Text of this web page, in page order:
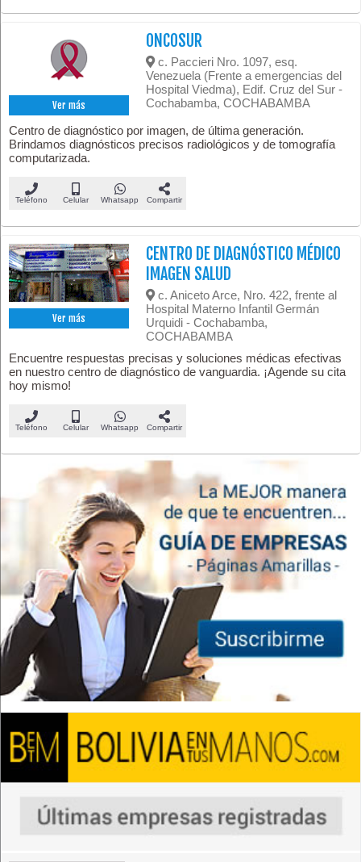
Ver más
ONCOSUR
c. Paccieri Nro. 1097, esq.
Venezuela (Frente a emergencias del
Hospital Viedma), Edif. Cruz del Sur -
Cochabamba, COCHABAMBA
Centro de diagnóstico por imagen, de última generación.
Brindamos diagnósticos precisos radiológicos y de tomografía
computarizada.
Teléfono Celular Whatsapp Compartir
Ver más
CENTRO DE DIAGNÓSTICO MÉDICO
IMAGEN SALUD
c. Aniceto Arce, Nro. 422, frente al
Hospital Materno Infantil Germán
Urquidi - Cochabamba,
COCHABAMBA
Encuentre respuestas precisas y soluciones médicas efectivas
en nuestro centro de diagnóstico de vanguardia. ¡Agende su cita
hoy mismo!
Teléfono Celular Whatsapp Compartir